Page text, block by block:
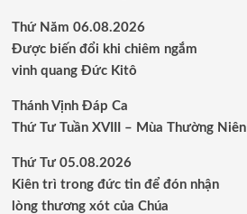
Thứ Năm 06.08.2026
Được biến đổi khi chiêm ngắm
vinh quang Đức Kitô
Thánh Vịnh Đáp Ca
Thứ Tư Tuần XVIII – Mùa Thường Niên
Thứ Tư 05.08.2026
Kiên trì trong đức tin để đón nhận
lòng thương xót của Chúa